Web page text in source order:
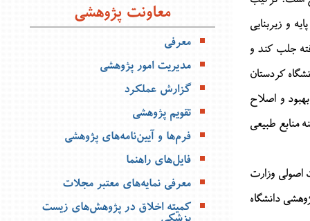
و مرکز پژوهش اصلاح و توسعه گیاهان دارویی برگزار می کند.
بیشتر »
هدایت غضنفری در ساماندهی جنگلداری سنتی/محلی در جنگل های زاگرس شمالی
فعال محیط زیستی در دانشگاه کردستان برگزار شد
محیط زیستی با حضور رئیس دانشگاه کردستان، شهردار سنندج و شماری از دوستداران
شد.
حمید ملک‌الکلامی فعال محیط زیستی
و زیربنایی
جلب کند و
کردستان
و اصلاح
منابع طبیعی
اصولی وزارت
پژوهشی دانشگاه
معاونت پژوهشی
معرفی
مدیریت امور پژوهشی
گزارش عملکرد
تقویم پژوهشی
فرم‌ها و آیین‌نامه‌های پژوهشی
فایل‌های راهنما
معرفی نمایه‌های معتبر مجلات
کمیته اخلاق در پژوهش‌های زیست